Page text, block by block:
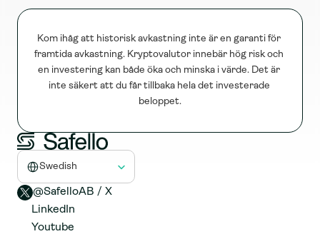
Kom ihåg att historisk avkastning inte är en garanti för
framtida avkastning. Kryptovalutor innebär hög risk och
en investering kan både öka och minska i värde. Det är
inte säkert att du får tillbaka hela det investerade
beloppet.
Select Language
Swedish
@SafelloAB / X
LinkedIn
Youtube